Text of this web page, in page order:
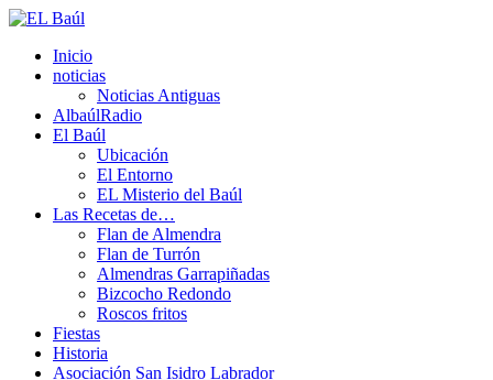
Inicio
noticias
Noticias Antiguas
AlbaúlRadio
El Baúl
Ubicación
El Entorno
EL Misterio del Baúl
Las Recetas de…
Flan de Almendra
Flan de Turrón
Almendras Garrapiñadas
Bizcocho Redondo
Roscos fritos
Fiestas
Historia
Asociación San Isidro Labrador